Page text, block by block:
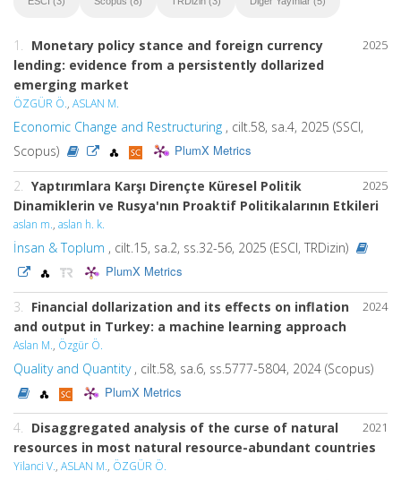
2025
1. Monetary policy stance and foreign currency
lending: evidence from a persistently dollarized
emerging market
ÖZGÜR Ö., ASLAN M.
Economic Change and Restructuring , cilt.58, sa.4, 2025 (SSCI,
Scopus)
PlumX Metrics
2025
2. Yaptırımlara Karşı Dirençte Küresel Politik
Dinamiklerin ve Rusya'nın Proaktif Politikalarının Etkileri
aslan m., aslan h. k.
İnsan & Toplum , cilt.15, sa.2, ss.32-56, 2025 (ESCI, TRDizin)
PlumX Metrics
2024
3. Financial dollarization and its effects on inflation
and output in Turkey: a machine learning approach
Aslan M., Özgür Ö.
Quality and Quantity, cilt.58, sa.6, ss.5777-5804, 2024 (Scopus)
PlumX Metrics
2021
4. Disaggregated analysis of the curse of natural
resources in most natural resource-abundant countries
Yilanci V., ASLAN M., ÖZGÜR Ö.